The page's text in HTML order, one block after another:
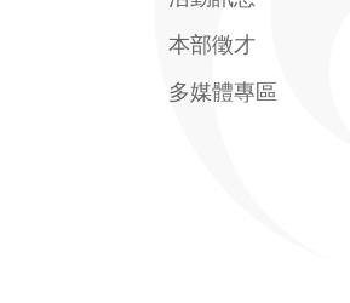
本部徵才
多媒體專區